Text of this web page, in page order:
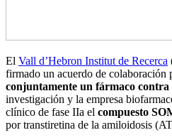
El Vall d’Hebron Institut de Recerca
firmado un acuerdo de colaboración
conjuntamente un fármaco contra
investigación y la empresa
clínico de fase IIa el compuesto
por transtiretina de la amiloidosis